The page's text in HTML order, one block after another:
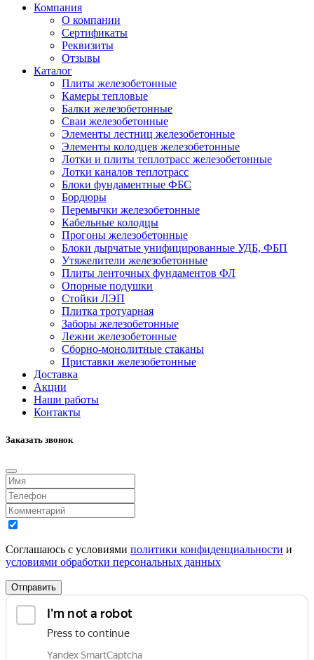
Компания
О компании
Сертификаты
Реквизиты
Отзывы
Каталог
Плиты железобетонные
Камеры тепловые
Балки железобетонные
Сваи железобетонные
Элементы лестниц железобетонные
Элементы колодцев железобетонные
Лотки и плиты теплотрасс железобетонные
Лотки каналов теплотрасс
Блоки фундаментные ФБС
Бордюры
Перемычки железобетонные
Кабельные колодцы
Прогоны железобетонные
Блоки дырчатые унифицированные УДБ, ФБП
Утяжелители железобетонные
Плиты ленточных фундаментов ФЛ
Опорные подушки
Стойки ЛЭП
Плитка тротуарная
Заборы железобетонные
Лежни железобетонные
Сборно-монолитные стаканы
Приставки железобетонные
Доставка
Акции
Наши работы
Контакты
Заказать звонок
Соглашаюсь с условиями политики конфиденциальности и
условиями обработки персональных данных
Отправить